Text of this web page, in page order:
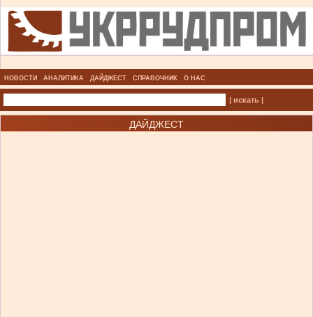
НОВОСТИ АНАЛИТИКА ДАЙДЖЕСТ СПРАВОЧНИК О НАС
| искать |
ДАЙДЖЕСТ